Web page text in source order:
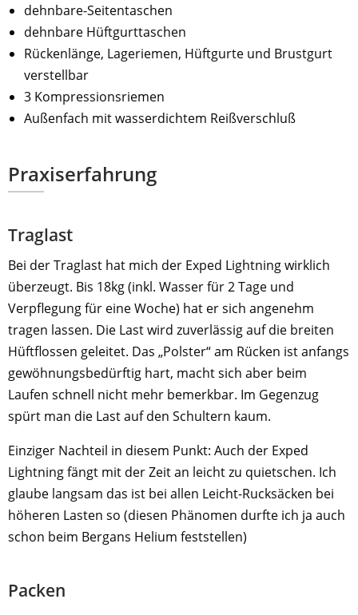
dehnbare-Seitentaschen
dehnbare Hüftgurttaschen
Rückenlänge, Lageriemen, Hüftgurte und Brustgurt
verstellbar
3 Kompressionsriemen
Außenfach mit wasserdichtem Reißverschluß
Praxiserfahrung
Traglast
Bei der Traglast hat mich der Exped Lightning wirklich
überzeugt. Bis 18kg (inkl. Wasser für 2 Tage und
Verpflegung für eine Woche) hat er sich angenehm
tragen lassen. Die Last wird zuverlässig auf die breiten
Hüftflossen geleitet. Das „Polster“ am Rücken ist anfangs
gewöhnungsbedürftig hart, macht sich aber beim
Laufen schnell nicht mehr bemerkbar. Im Gegenzug
spürt man die Last auf den Schultern kaum.
Einziger Nachteil in diesem Punkt: Auch der Exped
Lightning fängt mit der Zeit an leicht zu quietschen. Ich
glaube langsam das ist bei allen Leicht-Rucksäcken bei
höheren Lasten so (diesen Phänomen durfte ich ja auch
schon beim Bergans Helium feststellen)
Packen